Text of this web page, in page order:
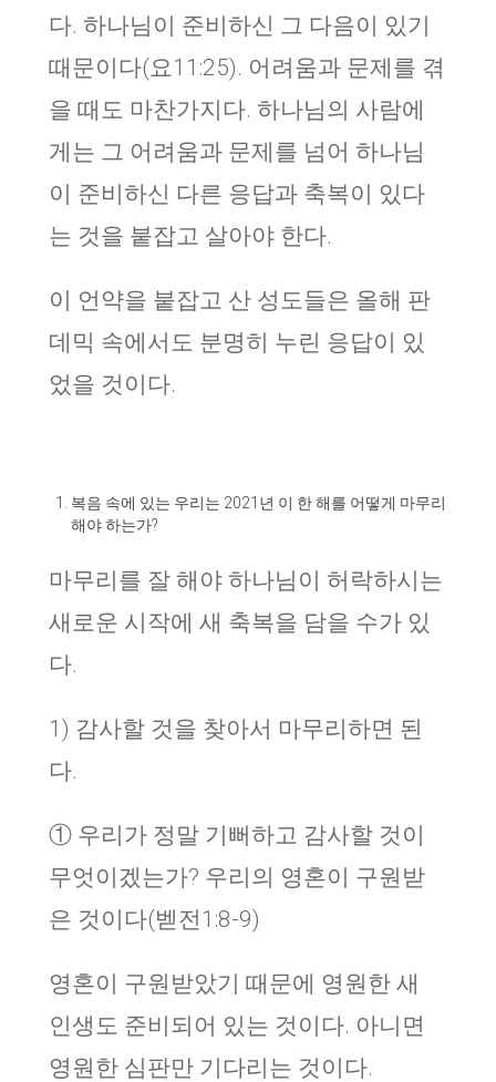
다. 하나님이 준비하신 그 다음이 있기
때문이다(요11:25). 어려움과 문제를 겪
을 때도 마찬가지다. 하나님의 사람에
게는 그 어려움과 문제를 넘어 하나님
이 준비하신 다른 응답과 축복이 있다
는 것을 붙잡고 살아야 한다.
이 언약을 붙잡고 산 성도들은 올해 판
데믹 속에서도 분명히 누린 응답이 있
었을 것이다.
복음 속에 있는 우리는 2021년 이 한 해를 어떻게 마무리
해야 하는가?
마무리를 잘 해야 하나님이 허락하시는
새로운 시작에 새 축복을 담을 수가 있
다.
1) 감사할 것을 찾아서 마무리하면 된
다.
① 우리가 정말 기뻐하고 감사할 것이
무엇이겠는가? 우리의 영혼이 구원받
은 것이다(벧전1:8-9)
영혼이 구원받았기 때문에 영원한 새
인생도 준비되어 있는 것이다. 아니면
영원한 심판만 기다리는 것이다.